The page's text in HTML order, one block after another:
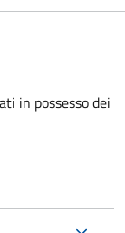
in possesso dei